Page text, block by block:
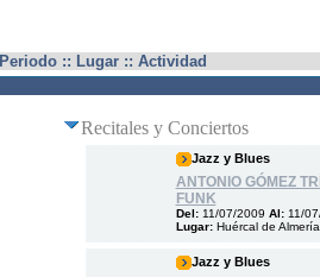
Periodo :: Lugar :: Actividad
Recitales y Conciertos
Jazz y Blues
ANTONIO GÓMEZ
FUNK
Del: 11/07/2009 Al: 11/
Lugar: Huércal de Almería
Jazz y Blues